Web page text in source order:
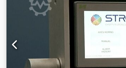
(für absolutes oder
(mit 8 programmierbaren
Zuschnittlisten-Modus USB-
von Zuschnittlisten Dsden Nv